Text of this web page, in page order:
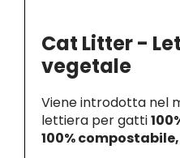
Cat Litter -
vegetale
Viene introdotta nel
lettiera per gatti
100%